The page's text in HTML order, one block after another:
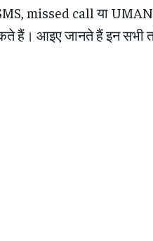
missed call या
आइए जानते हैं इन सभी